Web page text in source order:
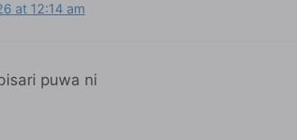
at 12:14 am
puwa ni